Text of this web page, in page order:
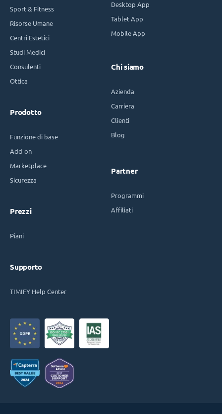
Sport & Fitness
Risorse Umane
Centri Estetici
Studi Medici
Consulenti
Ottica
Prodotto
Funzione di base
Add-on
Marketplace
Sicurezza
Prezzi
Piani
Supporto
TIMIFY Help Center
Desktop App
Tablet App
Mobile App
Chi siamo
Azienda
Carriera
Clienti
Blog
Partner
Programmi
Affiliati